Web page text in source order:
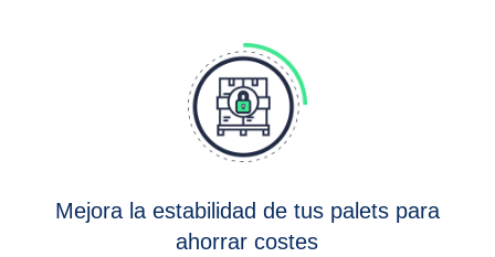
Mejora la estabilidad de tus palets para
ahorrar costes